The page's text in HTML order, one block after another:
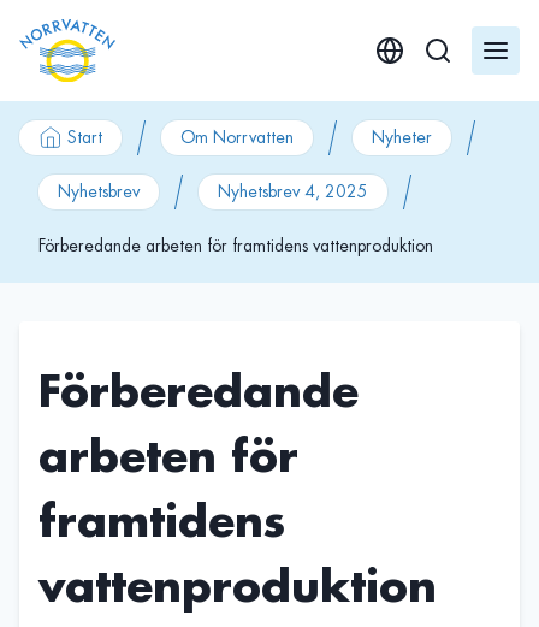
Start Om Norrvatten Nyheter
Nyhetsbrev Nyhetsbrev 4, 2025
Förberedande arbeten för framtidens vattenproduktion
Förberedande
arbeten för
framtidens
vattenproduktion